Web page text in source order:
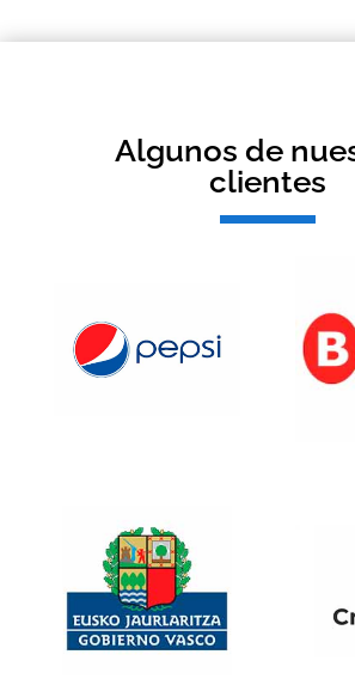
Algunos de
clientes